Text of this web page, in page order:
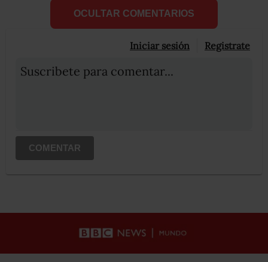
OCULTAR COMENTARIOS
Iniciar sesión Registrate
Suscribete para comentar...
COMENTAR